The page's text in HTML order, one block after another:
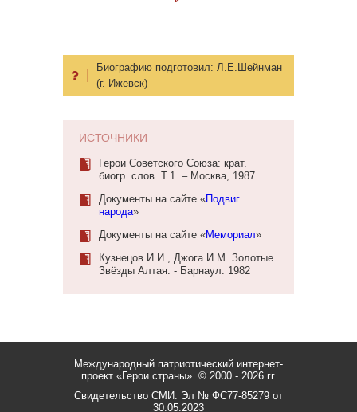
Биографию подготовил: Л.Е.Шейнман
(г. Ижевск)
ИСТОЧНИКИ
Герои Советского Союза: крат.
биогр. слов. Т.1. – Москва, 1987.
Документы на сайте «Подвиг
народа»
Документы на сайте «Мемориал»
Кузнецов И.И., Джога И.М. Золотые
Звёзды Алтая. - Барнаул: 1982
Международный патриотический интернет-
проект «Герои страны». © 2000 - 2026 гг.
Свидетельство СМИ: Эл № ФС77-85279 от
30.05.2023